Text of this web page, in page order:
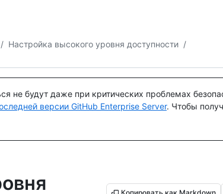
/ Настройка высокого уровня доступности /
не будут даже при критических проблемах
версии GitHub Enterprise Server. Чтобы